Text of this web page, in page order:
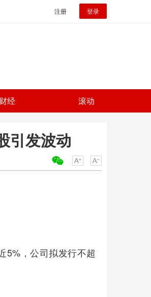
注册 登录
财经 滚动
引发波动
5%，公司拟发行不超